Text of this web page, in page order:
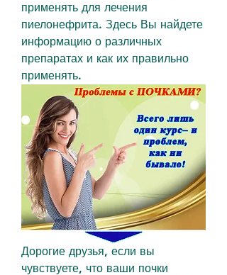
применять для лечения
пиелонефрита. Здесь Вы найдете
информацию о различных
препаратах и как их правильно
применять.
Дорогие друзья, если вы
чувствуете, что ваши почки